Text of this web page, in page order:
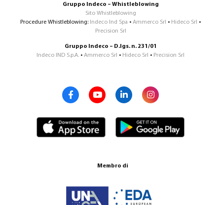
Gruppo Indeco – Whistleblowing
Sito Whistleblowing
Procedure Whistleblowing: Indeco Ind Spa • Ammerco Srl • Hideco Srl •
Precision Srl
Gruppo Indeco – D.lgs. n. 231/01
Indeco IND S.p.A. • Ammerco Srl • Hideco Srl • Precision Srl
Membro di